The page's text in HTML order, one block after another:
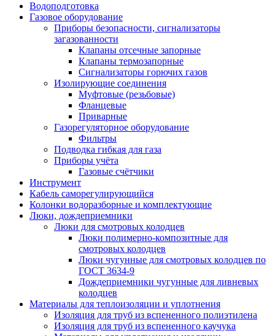
Водоподготовка
Газовое оборудование
Приборы безопасности, сигнализаторы
загазованности
Клапаны отсечные запорные
Клапаны термозапорные
Сигнализаторы горючих газов
Изолирующие соединения
Муфтовые (резьбовые)
Фланцевые
Приварные
Газорегуляторное оборудование
Фильтры
Подводка гибкая для газа
Приборы учёта
Газовые счётчики
Инструмент
Кабель саморегулирующийся
Колонки водоразборные и комплектующие
Люки, дождеприемники
Люки для смотровых колодцев
Люки полимерно-композитные для
смотровых колодцев
Люки чугунные для смотровых колодцев по
ГОСТ 3634-9
Дождеприемники чугунные для ливневых
колодцев
Материалы для теплоизоляции и уплотнения
Изоляция для труб из вспененного полиэтилена
Изоляция для труб из вспененного каучука